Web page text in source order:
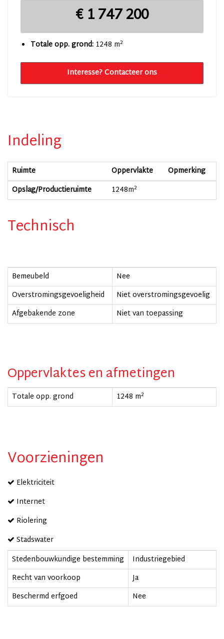
€ 1 747 200
Totale opp. grond: 1248 m2
Interesse? Contacteer ons
Indeling
Ruimte Oppervlakte
Opmerking
Opslag/Productieruimte
1248m2
Technisch
Bemeubeld
Nee
Overstromingsgevoeligheid
Niet overstromingsgevoelig
Afgebakende zone
Niet van toepassing
Oppervlaktes en afmetingen
Totale opp. grond 1248 m2
Voorzieningen
Elektriciteit
Internet
Riolering
Stadswater
Stedenbouwkundige bestemming
Industriegebied
Recht van voorkoop
Ja
Beschermd erfgoed
Nee